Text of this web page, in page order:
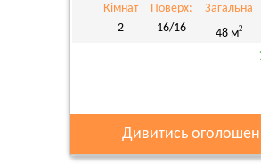
Кімнат
2
Поверх:
16/16
Загальна
48 м2
Дивитись